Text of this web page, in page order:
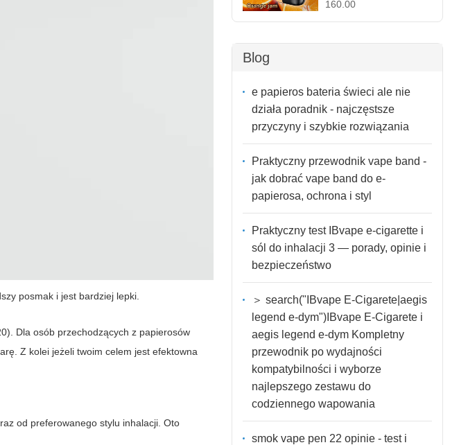
posmak i jest bardziej lepki.
Dla osób przechodzących z papierosów
Z kolei jeżeli twoim celem jest efektowna
od preferowanego stylu inhalacji. Oto
160.00
Blog
e papieros bateria świeci ale nie
działa poradnik - najczęstsze
przyczyny i szybkie rozwiązania
Praktyczny przewodnik vape band -
jak dobrać vape band do e-
papierosa, ochrona i styl
Praktyczny test IBvape e-cigarette i
sól do inhalacji 3 — porady, opinie i
bezpieczeństwo
＞ search("IBvape E-Cigarete|aegis
legend e-dym")IBvape E-Cigarete i
aegis legend e-dym Kompletny
przewodnik po wydajności
kompatybilności i wyborze
najlepszego zestawu do
codziennego wapowania
smok vape pen 22 opinie - test i